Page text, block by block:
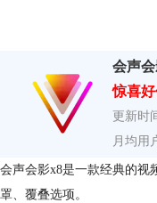
会声
惊喜
更新时
月均用
会声会影x8是一款经典的视
罩、覆叠选项。